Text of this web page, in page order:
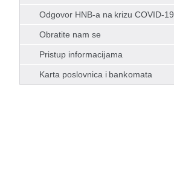
Odgovor HNB-a na krizu COVID-19
Obratite nam se
Pristup informacijama
Karta poslovnica i bankomata